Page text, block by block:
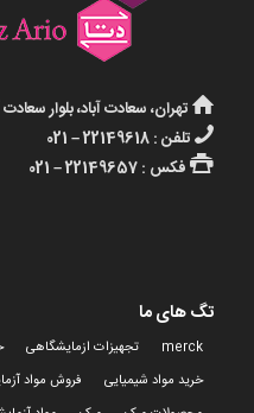
تهران، سعادت آباد، بلوار سعادت آباد، خیابان ۳۴
تلفن : 22149618 – 021
فکس : 22149657 – 021
تگ های ما
merck تجهیزات ازمایشگاهی
خرید مواد شیمیایی
فروش مواد